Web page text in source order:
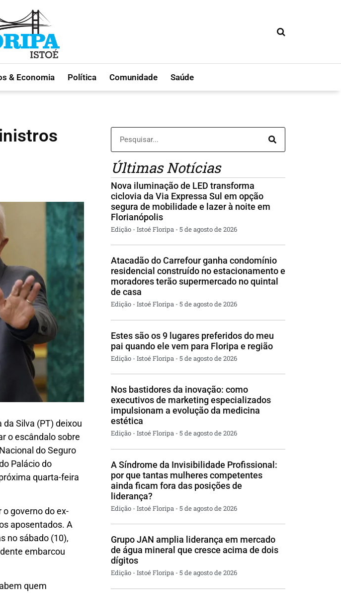
& Economia Política Comunidade Saúde
Silva (PT) deixou
o escândalo sobre
do Seguro
Palácio do
quarta-feira
governo do ex-
aposentados. A
no sábado (10),
embarcou
quem
Últimas Notícias
Nova iluminação de LED transforma
ciclovia da Via Expressa Sul em opção
segura de mobilidade e lazer à noite em
Florianópolis
Edição - Istoé Floripa 5 de agosto de 2026
Atacadão do Carrefour ganha condomínio
residencial construído no estacionamento e
moradores terão supermercado no quintal
de casa
Edição - Istoé Floripa 5 de agosto de 2026
Estes são os 9 lugares preferidos do meu
pai quando ele vem para Floripa e região
Edição - Istoé Floripa 5 de agosto de 2026
Nos bastidores da inovação: como
executivos de marketing especializados
impulsionam a evolução da medicina
estética
Edição - Istoé Floripa 5 de agosto de 2026
A Síndrome da Invisibilidade Profissional:
por que tantas mulheres competentes
ainda ficam fora das posições de
liderança?
Edição - Istoé Floripa 5 de agosto de 2026
Grupo JAN amplia liderança em mercado
de água mineral que cresce acima de dois
dígitos
Edição - Istoé Floripa 5 de agosto de 2026